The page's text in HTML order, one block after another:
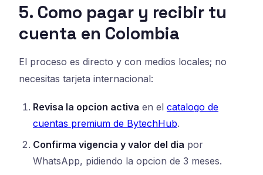
5. Como pagar y recibir tu
cuenta en Colombia
El proceso es directo y con medios locales; no
necesitas tarjeta internacional:
Revisa la opcion activa en el catalogo de
cuentas premium de BytechHub.
Confirma vigencia y valor del dia por
WhatsApp, pidiendo la opcion de 3 meses.